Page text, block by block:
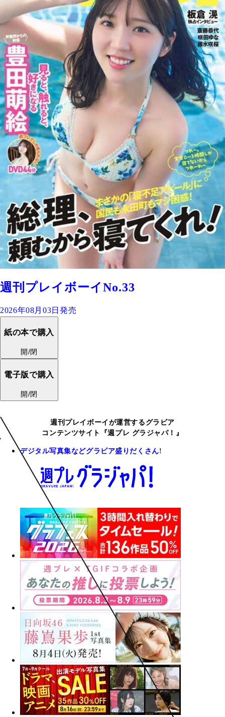
週刊プレイボーイNo.33
2026年08月03日発売
紙の本で購入
開/閉
電子版で購入
開/閉
週刊プレイボーイが運営するグラビア
コンテンツサイト『週プレ グラジャパ！』
デジタル写真集などグラビア盛りだくさん!